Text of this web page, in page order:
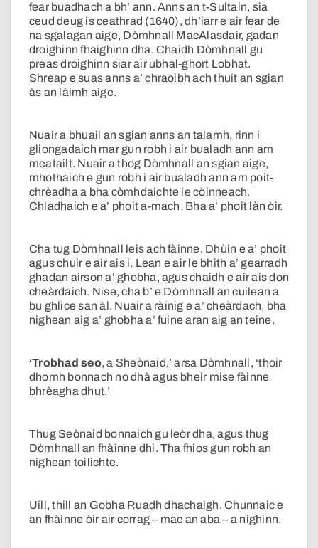
fear buadhach a bh’ ann. Anns an t-Sultain, sia
ceud deug is ceathrad (1640), dh’iarr e air fear de
na sgalagan aige, Dòmhnall MacAlasdair, gadan
droighinn fhaighinn dha. Chaidh Dòmhnall gu
preas droighinn siar air ubhal-ghort Lobhat.
Shreap e suas anns a’ chraoibh ach thuit an sgian
às an làimh aige.
Nuair a bhuail an sgian anns an talamh, rinn i
gliongadaich mar gun robh i air bualadh ann am
meatailt. Nuair a thog Dòmhnall an sgian aige,
mhothaich e gun robh i air bualadh ann am poit-
chrèadha a bha còmhdaichte le còinneach.
Chladhaich e a’ phoit a-mach. Bha a’ phoit làn òir.
Cha tug Dòmhnall leis ach fàinne. Dhùin e a’ phoit
agus chuir e air ais i. Lean e air le bhith a’ gearradh
ghadan airson a’ ghobha, agus chaidh e air ais don
cheàrdaich. Nise, cha b’ e Dòmhnall an cuilean a
bu ghlice san àl. Nuair a ràinig e a’ cheàrdach, bha
nighean aig a’ ghobha a’ fuine aran aig an teine.
‘Trobhad seo, a Sheònaid,’ arsa Dòmhnall, ‘thoir
dhomh bonnach no dhà agus bheir mise fàinne
bhrèagha dhut.’
Thug Seònaid bonnaich gu leòr dha, agus thug
Dòmhnall an fhàinne dhi. Tha fhios gun robh an
nighean toilichte.
Uill, thill an Gobha Ruadh dhachaigh. Chunnaic e
an fhàinne òir air corrag – mac an aba – a nighinn.